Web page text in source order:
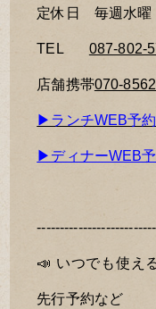
定休日 毎週水曜
TEL 087-802-
店舗携帯070-
▶︎ランチWEB予
▶︎ディナーWEB
📣 いつでも使え
先行予約など